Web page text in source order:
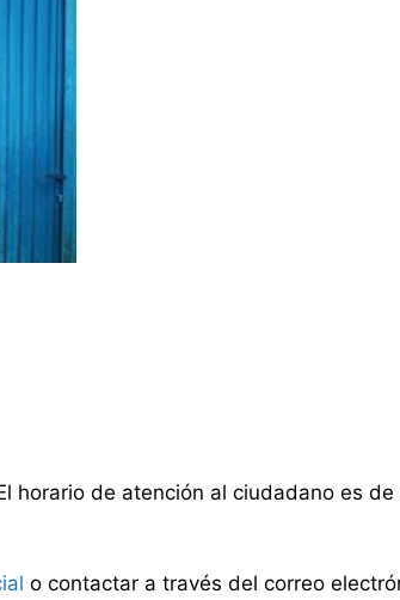
horario de atención al ciudadano es
o contactar a través del correo